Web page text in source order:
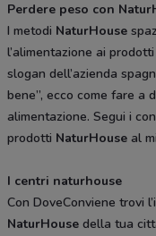
Perdere peso con
I metodi NaturHouse
l’alimentazione ai
slogan dell’azienda
bene”, ecco come fare a
alimentazione. Segui i
prodotti NaturHouse al
I centri naturhouse
Con DoveConviene trovi
NaturHouse della tua